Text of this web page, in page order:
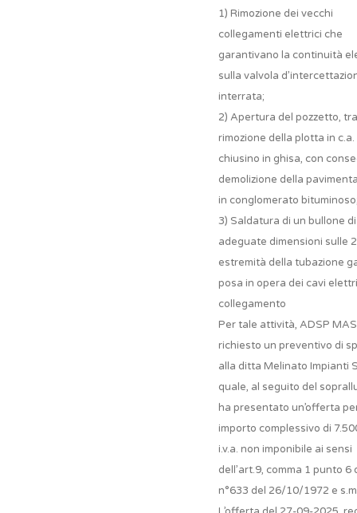
1) Rimozione dei vecchi
collegamenti elettrici che
garantivano la continuità
sulla valvola
interrata;
2) Apertura del pozzetto,
rimozione della plotta in c.a.
chiusino in ghisa, con
demolizione della
in conglomerato
3) Saldatura di un bullone di
adeguate dimensioni sulle 2
estremità della tubazione
posa in opera dei cavi
collegamento
Per tale attività, ADSP
richiesto un preventivo di
alla ditta Melinato Impianti
quale, al seguito del
ha presentato un’offerta
importo complessivo di
i.v.a. non imponibile ai sensi
dell’art.9, comma 1 punto 6
n°633 del 26/10/1972 e